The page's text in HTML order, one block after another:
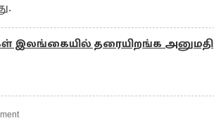
இலங்கையில் தரையிறங்க அனுமதி